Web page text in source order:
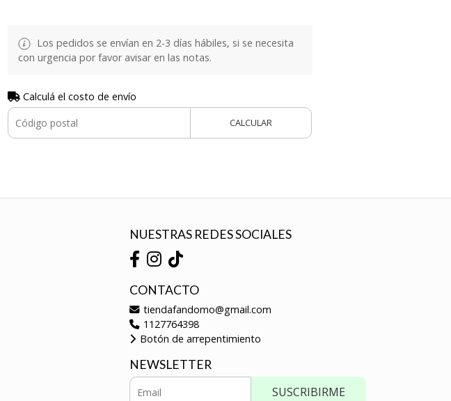
Los pedidos se envían en 2-3 días hábiles, si se necesita
con urgencia por favor avisar en las notas.
Calculá el costo de envío
CALCULAR
NUESTRAS REDES SOCIALES
CONTACTO
tiendafandomo@gmail.com
1127764398
Botón de arrepentimiento
NEWSLETTER
SUSCRIBIRME